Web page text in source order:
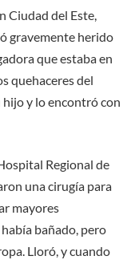
Ciudad del Este,
gravemente herido
que estaba en
quehaceres del
hijo y lo encontró con
Regional de
una cirugía para
mayores
había bañado, pero
Lloró, y cuando